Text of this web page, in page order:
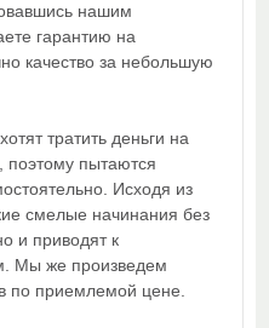
нашим
гарантию на
качество за небольшую
тратить деньги на
поэтому пытаются
Исходя из
смелые начинания без
и приводят к
Мы же произведем
по приемлемой цене.